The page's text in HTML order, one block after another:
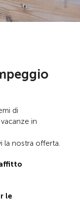
di
in
la nostra offerta.
le